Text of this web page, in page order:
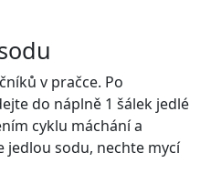
v pračce. Po
do náplně 1 šálek jedlé
cyklu máchání a
jedlou sodu, nechte mycí